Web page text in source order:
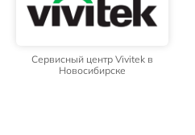
Сервисный центр Vivitek в
Новосибирске